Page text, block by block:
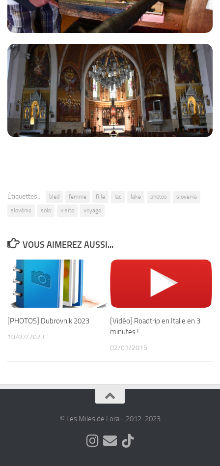
Étiquettes : bled femme fille lac lake photos
slovenia
slovénie
solo visite voyage
VOUS AIMEREZ AUSSI...
[PHOTOS] Dubrovnik 2023
10/07/2023
[Vidéo] Roadtrip en Italie en 3
minutes !
02/01/2015
© Les Miles de Lora - 2012-2023